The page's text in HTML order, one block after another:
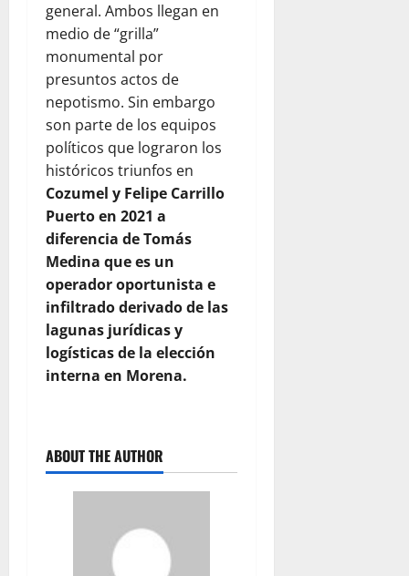
general. Ambos llegan en
medio de “grilla”
monumental por
presuntos actos de
nepotismo. Sin embargo
son parte de los equipos
políticos que lograron los
históricos triunfos en
Cozumel y Felipe Carrillo
Puerto en 2021 a
diferencia de Tomás
Medina que es un
operador oportunista e
infiltrado derivado de las
lagunas jurídicas y
logísticas de la elección
interna en Morena.
ABOUT THE AUTHOR